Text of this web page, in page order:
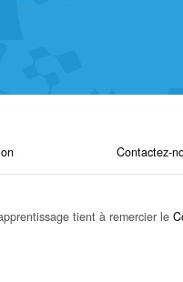
Contactez-
tient à remercier le